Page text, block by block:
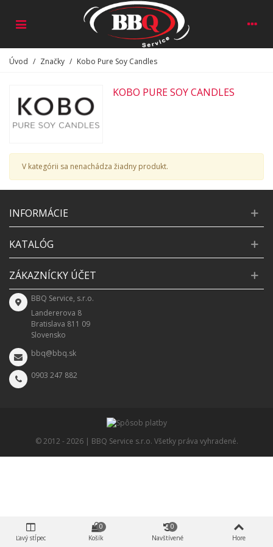
Úvod / Značky / Kobo Pure Soy Candles
KOBO PURE SOY CANDLES
V kategórii sa nenachádza žiadny produkt.
INFORMÁCIE
KATALÓG
ZÁKAZNÍCKY ÚČET
BBQ Service, s.r.o.
Landererova 8
Bratislava 811 09
Slovensko
bbq@bbq.sk
0903 247 882
© 2012 -2026 | BBQ Service s.r.o. Všetky práva vyhradené.
Ľavý stĺpec Košík
0
Navštívené
0
Hore